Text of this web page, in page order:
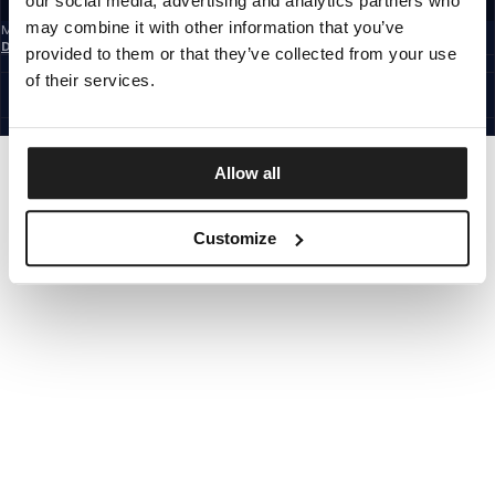
may combine it with other information that you’ve
provided to them or that they’ve collected from your use
of their services.
Allow all
Customize
Mit der Anmeldung zum Newsletter bestätigst du, dass du die
Datenschutzerklärung
gelesen hast.
GERMANY
©1997 - 2026 PITBULL ALLE RECHTE VORBEHALTEN.
GEHE NACH OBEN